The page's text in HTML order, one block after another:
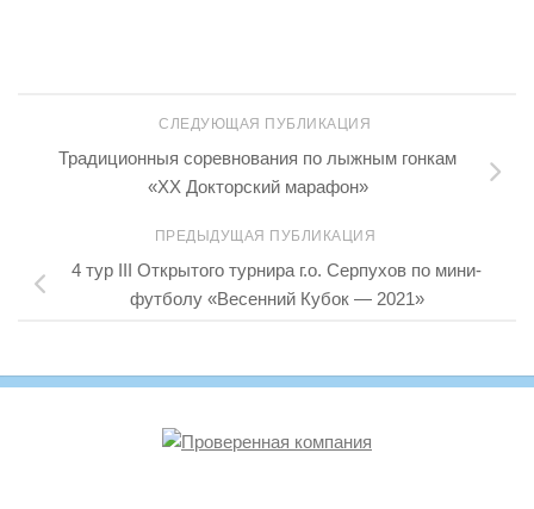
СЛЕДУЮЩАЯ ПУБЛИКАЦИЯ
Традиционныя соревнования по лыжным гонкам
«ХХ Докторский марафон»
ПРЕДЫДУЩАЯ ПУБЛИКАЦИЯ
4 тур III Открытого турнира г.о. Серпухов по мини-
футболу «Весенний Кубок — 2021»